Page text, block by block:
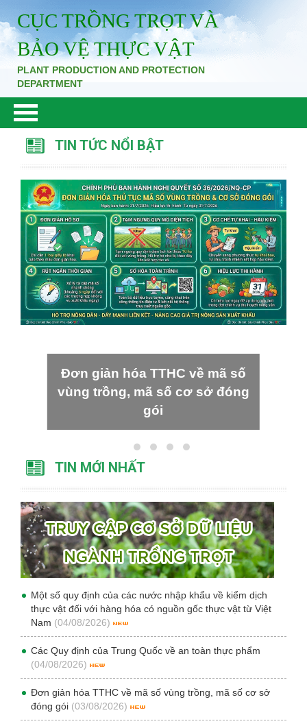
CỤC TRỒNG TRỌT VÀ
BẢO VỆ THỰC VẬT
PLANT PRODUCTION AND PROTECTION
DEPARTMENT
TIN TỨC NỔI BẬT
Đơn giản hóa TTHC về mã số
vùng trồng, mã số cơ sở đóng
gói
TIN MỚI NHẤT
Một số quy định của các nước nhập khẩu về kiểm dịch
thực vật đối với hàng hóa có nguồn gốc thực vật từ Việt
Nam (04/08/2026)
Các Quy định của Trung Quốc về an toàn thực phẩm
(04/08/2026)
Đơn giản hóa TTHC về mã số vùng trồng, mã số cơ sở
đóng gói (03/08/2026)